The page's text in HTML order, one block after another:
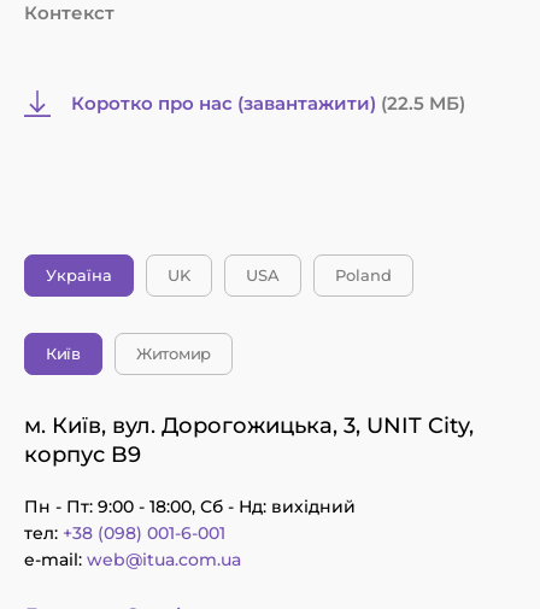
У результаті менеджери перестають витрачати
покращується та мінімізується людський фактор. У
результаті користувачі залишаються
На що звертати увагу
вибираючи CRM для малого
Не бажаєте в майбутньому мати проблем із
звертайте увагу на такі пункти при виборі
підрядника:
досвід роботи на ринку;
Контекст
Коротко про нас (завантажити) (22.5 MБ)
Україна UK USA Poland
Київ Житомир
м. Київ, вул. Дорогожицька, 3, UNIT City,
корпус B9
Пн - Пт: 9:00 - 18:00, Сб - Нд: вихідний
тел: +38 (098) 001-6-001
e-mail: web@itua.com.ua